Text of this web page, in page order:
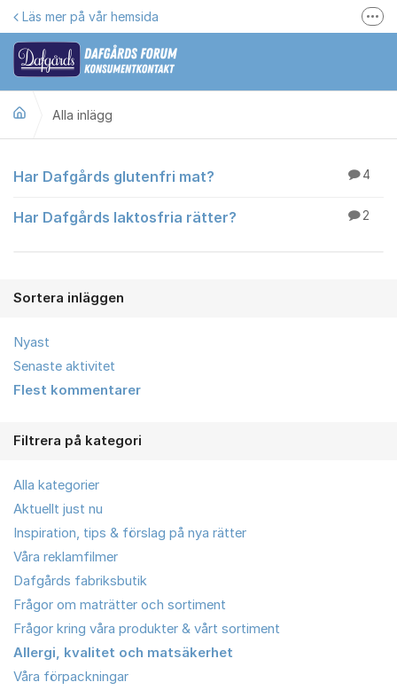
Hoppa till innehåll
Läs mer på vår hemsida
Jobba hos oss!
Alla inlägg
Alla inlägg
Har Dafgårds glutenfri mat? 4
Har Dafgårds laktosfria rätter? 2
Sortera inläggen
Nyast
Senaste aktivitet
Flest kommentarer
Filtrera på kategori
Alla kategorier
Aktuellt just nu
Inspiration, tips & förslag på nya rätter
Våra reklamfilmer
Dafgårds fabriksbutik
Frågor om maträtter och sortiment
Frågor kring våra produkter & vårt sortiment
Allergi, kvalitet och matsäkerhet
Våra förpackningar